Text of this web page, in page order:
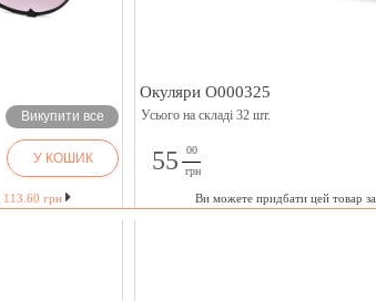
Викупити все
У КОШИК
113.60 грн
Окуляри O000325
Усього на складі 32 шт.
55
00
грн
Ви можете придбати цей товар за